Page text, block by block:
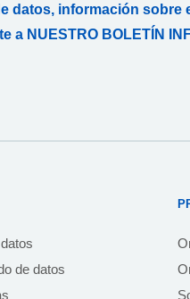
datos, información sobre
a NUESTRO BOLETÍN
de datos